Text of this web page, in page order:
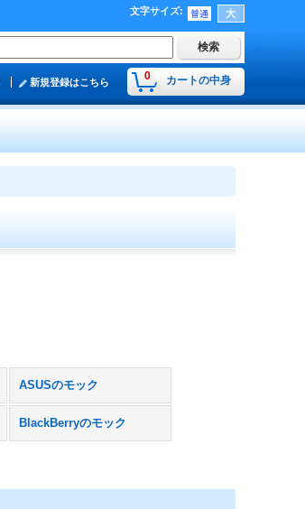
文字サイズ:
0 カートの中身
新規登録はこちら
ASUSのモック
BlackBerryのモック